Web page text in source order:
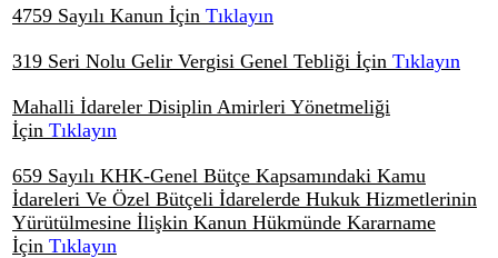
4759 Sayılı Kanun İçin Tıklayın
319 Seri Nolu Gelir Vergisi Genel Tebliği İçin Tıklayın
Mahalli İdareler Disiplin Amirleri Yönetmeliği
İçin Tıklayın
659 Sayılı KHK-Genel Bütçe Kapsamındaki Kamu
İdareleri Ve Özel Bütçeli İdarelerde Hukuk Hizmetlerinin
Yürütülmesine İlişkin Kanun Hükmünde Kararname
İçin Tıklayın